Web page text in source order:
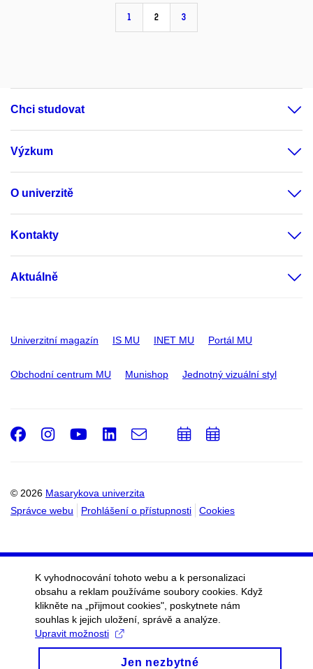
1 2 3
Chci studovat
Výzkum
O univerzitě
Kontakty
Aktuálně
Univerzitní magazín IS MU INET MU Portál MU
Obchodní centrum MU Munishop Jednotný vizuální styl
© 2026 Masarykova univerzita
Správce webu
Prohlášení o přístupnosti Cookies
Facebook
Instagram
Youtube
LinkedIn
e-
PřidatPřidat
K vyhodnocování tohoto webu a k personalizaci
obsahu a reklam používáme soubory cookies. Když
klikněte na „přijmout cookies", poskytnete nám
souhlas k jejich uložení, správě a analýze.
Upravit možnosti
Jen nezbytné